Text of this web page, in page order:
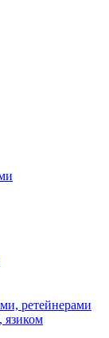
ретейнерами
язиком